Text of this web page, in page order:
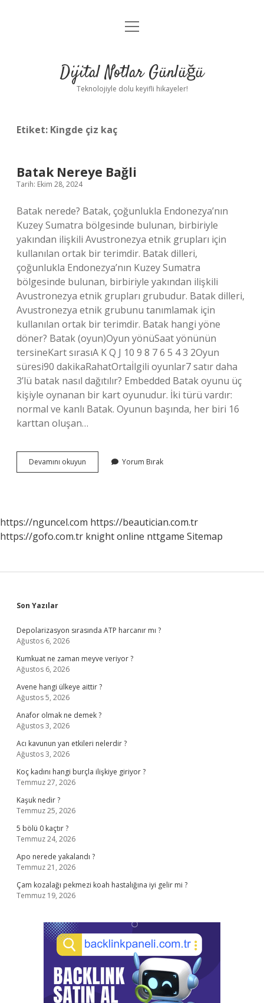
Anasayfa
Yasal Uyarı
menüyü
Dijital Notlar Günlüğü
Teknolojiyle dolu keyifli hikayeler!
Etiket: Kingde çiz kaç
Batak Nereye Bağli
Tarih: Ekim 28, 2024
Batak nerede? Batak, çoğunlukla Endonezya’nın
Kuzey Sumatra bölgesinde bulunan, birbiriyle
yakından ilişkili Avustronezya etnik grupları için
kullanılan ortak bir terimdir. Batak dilleri,
çoğunlukla Endonezya’nın Kuzey Sumatra
bölgesinde bulunan, birbiriyle yakından ilişkili
Avustronezya etnik grupları grubudur. Batak dilleri,
Avustronezya etnik grubunu tanımlamak için
kullanılan ortak bir terimdir. Batak hangi yöne
döner? Batak (oyun)Oyun yönüSaat yönünün
tersineKart sırasıA K Q J 10 9 8 7 6 5 4 3 2Oyun
süresi90 dakikaRahatOrtaİlgili oyunlar7 satır daha
3’lü batak nasıl dağıtılır? Embedded Batak oyunu üç
kişiyle oynanan bir kart oyunudur. İki türü vardır:
normal ve kanlı Batak. Oyunun başında, her biri 16
karttan oluşan…
Devamını okuyun
Nereye
Yorum Bırak
https://nguncel.com https://beautician.com.tr
https://gofo.com.tr knight online nttgame Sitemap
Sidebar
Son Yazılar
Depolarizasyon sırasında ATP harcanır mı ?
Ağustos 6, 2026
Kumkuat ne zaman meyve veriyor ?
Ağustos 6, 2026
Avene hangi ülkeye aittir ?
Ağustos 5, 2026
Anafor olmak ne demek ?
Ağustos 3, 2026
Acı kavunun yan etkileri nelerdir ?
Ağustos 3, 2026
Koç kadını hangi burçla ilişkiye giriyor ?
Temmuz 27, 2026
Kaşuk nedir ?
Temmuz 25, 2026
5 bölü 0 kaçtır ?
Temmuz 24, 2026
Apo nerede yakalandı ?
Temmuz 21, 2026
Çam kozalağı pekmezi koah hastalığına iyi gelir mi ?
Temmuz 19, 2026